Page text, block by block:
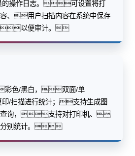
的操作日志。可设置将打
、用户扫描内容在系统中保存
以便审计。
彩色/黑白，双面/单
/扫描进行统计；支持生成图
查询，支持对打印机、
别统计。